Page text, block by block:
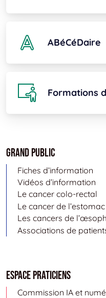
ABéCéDaire
Formations
Grand public
Fiches d’information
Vidéos d’information
Le cancer colo-rectal
Le cancer de l’estomac
Les cancers de
Associations de
Espace Praticiens
Commission IA et